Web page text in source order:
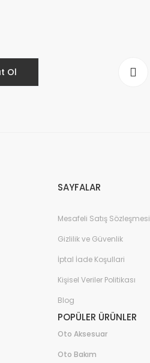
Ol
SAYFALAR
Mesafeli Satış Sözleşmesi
Gizlilik ve Güvenlik
İptal İade Koşullari
Kişisel Veriler Politikası
Blog
POPÜLER ÜRÜNLER
Oto Aksesuar
Oto Bakım